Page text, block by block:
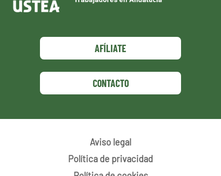
AFÍLIATE
CONTACTO
Aviso legal
Política de privacidad